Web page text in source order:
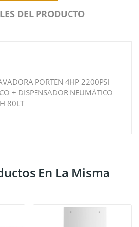
DEL PRODUCTO
PORTEN 4HP 2200PSI
+ DISPENSADOR NEUMÁTICO
80LT
En La Misma